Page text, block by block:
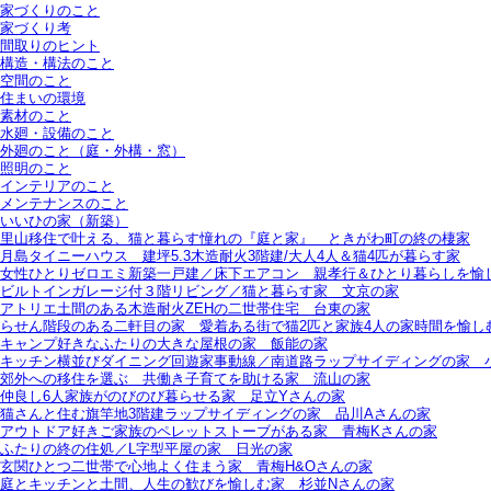
家づくりのこと
家づくり考
間取りのヒント
構造・構法のこと
空間のこと
住まいの環境
素材のこと
水廻・設備のこと
外廻のこと（庭・外構・窓）
照明のこと
インテリアのこと
メンテナンスのこと
いいひの家（新築）
里山移住で叶える、猫と暮らす憧れの『庭と家』＿ときがわ町の終の棲家
月島タイニーハウス＿建坪5.3木造耐火3階建/大人4人＆猫4匹が暮らす家
女性ひとりゼロエミ新築一戸建／床下エアコン＿親孝行＆ひとり暮らしを愉
ビルトインガレージ付３階リビング／猫と暮らす家＿文京の家
アトリエ土間のある木造耐火ZEHの二世帯住宅＿台東の家
らせん階段のある二軒目の家＿愛着ある街で猫2匹と家族4人の家時間を愉し
キャンプ好きなふたりの大きな屋根の家＿飯能の家
キッチン横並びダイニング回遊家事動線／南道路ラップサイディングの家＿
郊外への移住を選ぶ＿共働き子育てを助ける家＿流山の家
仲良し6人家族がのびのび暮らせる家＿足立Yさんの家
猫さんと住む旗竿地3階建ラップサイディングの家＿品川Aさんの家
アウトドア好きご家族のペレットストーブがある家＿青梅Kさんの家
ふたりの終の住処／L字型平屋の家＿日光の家
玄関ひとつ二世帯で心地よく住まう家＿青梅H&Oさんの家
庭とキッチンと土間、人生の歓びを愉しむ家＿杉並Nさんの家